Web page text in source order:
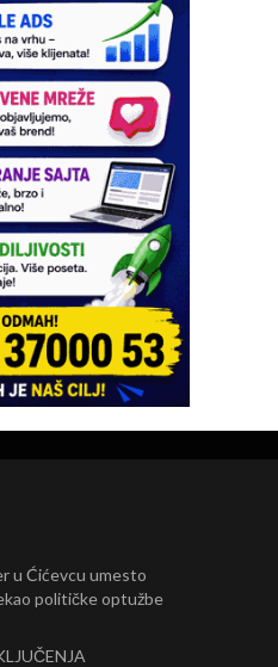
u Ćićevcu umesto
političke optužbe